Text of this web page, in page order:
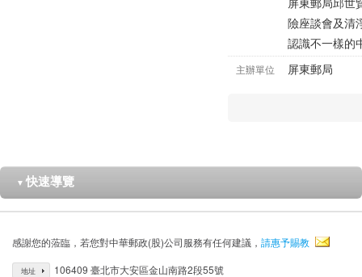
險座談會及清
認識不一樣的
主辦單位 屏東郵局
▼ 快速導覽
感謝您的蒞臨，若您對中華郵政(股)公司服務有任何建議， 請惠予賜教
地址 106409 臺北市大安區金山南路2段55號